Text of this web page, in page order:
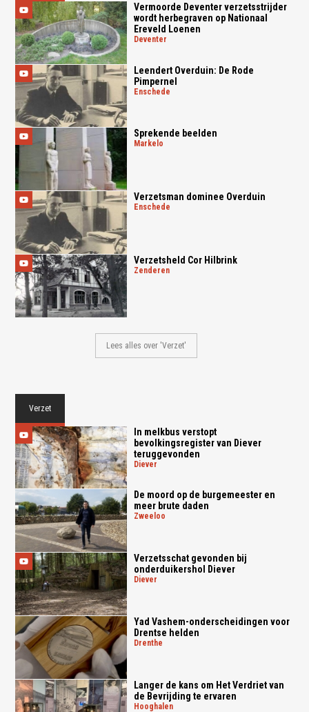
Vermoorde Deventer verzetsstrijder
wordt herbegraven op Nationaal
Ereveld Loenen
deventer
Leendert Overduin: De Rode
Pimpernel
enschede
Sprekende beelden
markelo
Verzetsman dominee Overduin
enschede
Verzetsheld Cor Hilbrink
zenderen
Lees alles over 'Verzet'
Verzet
In melkbus verstopt
bevolkingsregister van Diever
teruggevonden
diever
De moord op de burgemeester en
meer brute daden
zweeloo
Verzetsschat gevonden bij
onderduikershol Diever
diever
Yad Vashem-onderscheidingen voor
Drentse helden
drenthe
Langer de kans om Het Verdriet van
de Bevrijding te ervaren
hooghalen